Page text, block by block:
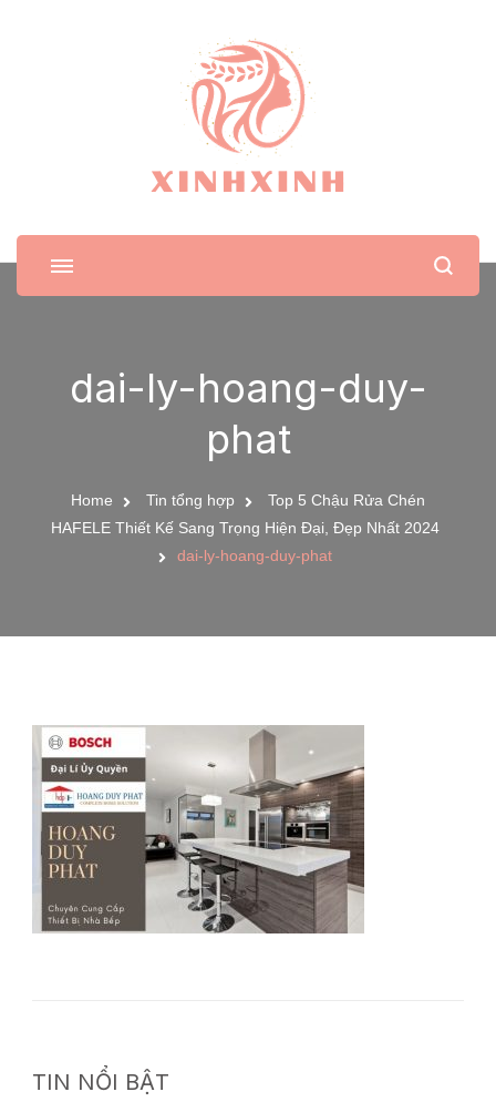
XinhXinh
Trang tin tức cho phái đẹp
dai-ly-hoang-duy-
phat
Home Tin tổng hợp
Top 5 Chậu Rửa Chén
HAFELE Thiết Kế Sang Trọng Hiện Đại, Đẹp Nhất 2024
dai-ly-hoang-duy-phat
TIN NỔI BẬT